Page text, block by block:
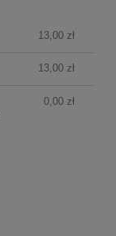
13,00 zł
13,00 zł
0,00 zł